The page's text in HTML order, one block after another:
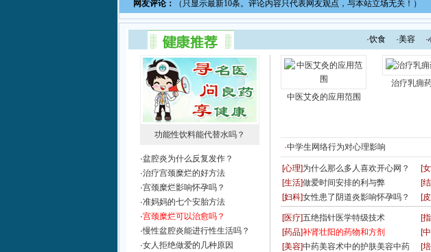
网友评论： （只显示最新10条。评论内容只代表网友观点，与本站立场无关！）